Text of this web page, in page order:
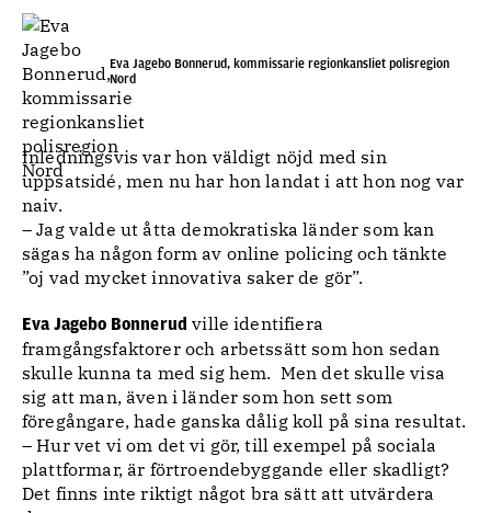
Eva Jagebo Bonnerud, kommissarie regionkansliet polisregion
Nord
Inledningsvis var hon väldigt nöjd med sin
uppsatsidé, men nu har hon landat i att hon nog var
naiv.
– Jag valde ut åtta demokratiska länder som kan
sägas ha någon form av online policing och tänkte
”oj vad mycket innovativa saker de gör”.
Eva Jagebo Bonnerud ville identifiera
framgångsfaktorer och arbetssätt som hon sedan
skulle kunna ta med sig hem. Men det skulle visa
sig att man, även i länder som hon sett som
föregångare, hade ganska dålig koll på sina resultat.
– Hur vet vi om det vi gör, till exempel på sociala
plattformar, är förtroendebyggande eller skadligt?
Det finns inte riktigt något bra sätt att utvärdera